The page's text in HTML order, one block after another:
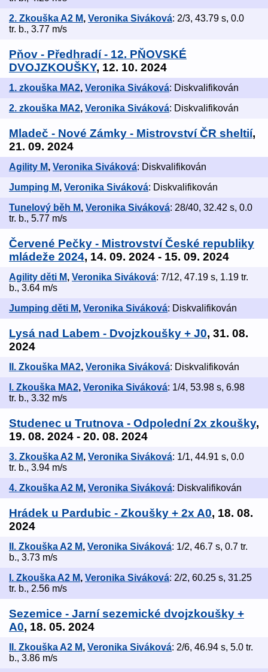
2. Zkouška A2 M, Veronika Siváková: 2/3, 43.79 s, 0.0
tr. b., 3.77 m/s
Pňov - Předhradí - 12. PŇOVSKÉ
DVOJZKOUŠKY, 12. 10. 2024
1. zkouška MA2, Veronika Siváková: Diskvalifikován
2. zkouška MA2, Veronika Siváková: Diskvalifikován
Mladeč - Nové Zámky - Mistrovství ČR sheltií,
21. 09. 2024
Agility M, Veronika Siváková: Diskvalifikován
Jumping M, Veronika Siváková: Diskvalifikován
Tunelový běh M, Veronika Siváková: 28/40, 32.42 s, 0.0
tr. b., 5.77 m/s
Červené Pečky - Mistrovství České republiky
mládeže 2024, 14. 09. 2024 - 15. 09. 2024
Agility děti M, Veronika Siváková: 7/12, 47.19 s, 1.19 tr.
b., 3.64 m/s
Jumping děti M, Veronika Siváková: Diskvalifikován
Lysá nad Labem - Dvojzkoušky + J0, 31. 08.
2024
II. Zkouška MA2, Veronika Siváková: Diskvalifikován
I. Zkouška MA2, Veronika Siváková: 1/4, 53.98 s, 6.98
tr. b., 3.32 m/s
Studenec u Trutnova - Odpolední 2x zkoušky,
19. 08. 2024 - 20. 08. 2024
3. Zkouška A2 M, Veronika Siváková: 1/1, 44.91 s, 0.0
tr. b., 3.94 m/s
4. Zkouška A2 M, Veronika Siváková: Diskvalifikován
Hrádek u Pardubic - Zkoušky + 2x A0, 18. 08.
2024
II. Zkouška A2 M, Veronika Siváková: 1/2, 46.7 s, 0.7 tr.
b., 3.73 m/s
I. Zkouška A2 M, Veronika Siváková: 2/2, 60.25 s, 31.25
tr. b., 2.56 m/s
Sezemice - Jarní sezemické dvojzkoušky +
A0, 18. 05. 2024
II. Zkouška A2 M, Veronika Siváková: 2/6, 46.94 s, 5.0 tr.
b., 3.86 m/s